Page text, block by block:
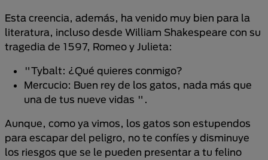
Esta creencia, además, ha venido muy bien para la
literatura, incluso desde William Shakespeare con su
tragedia de 1597, Romeo y Julieta:
"Tybalt: ¿Qué quieres conmigo?
Mercucio: Buen rey de los gatos, nada más que
una de tus nueve vidas ".
Aunque, como ya vimos, los gatos son estupendos
para escapar del peligro, no te confíes y disminuye
los riesgos que se le pueden presentar a tu felino